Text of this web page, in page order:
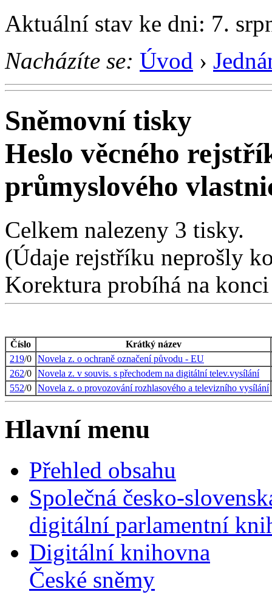
Aktuální stav ke dni: 7.
Nacházíte se: Úvod ›
Sněmovní tisky
Heslo věcného
průmyslového
Celkem nalezeny 3 tisky.
(Údaje rejstříku neprošly
Korektura probíhá na
Číslo
Krátký název
219/0 Novela z. o ochraně označení původu - EU
262/0 Novela z. v souvis. s přechodem na digitální telev.vysílání
552/0 Novela z. o provozování rozhlasového a televizního vysílání
Hlavní menu
Přehled obsahu
Společná česko-
digitální parlamentní
Digitální knihovna
České sněmy